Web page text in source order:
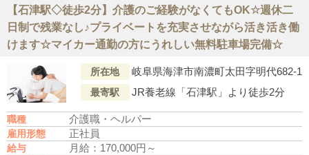
【石津駅◇徒歩2分】介護のご経験がなくてもOK☆週休二
日制で残業なし♪プライベートを充実させながら活き活き働
けます☆マイカー通勤の方にうれしい無料駐車場完備☆
所在地 岐阜県海津市南濃町太田字明代682-1
最寄駅 JR養老線「石津駅」より徒歩2分
職種 介護職・ヘルパー
雇用形態 正社員
給与 月給：170,000円～